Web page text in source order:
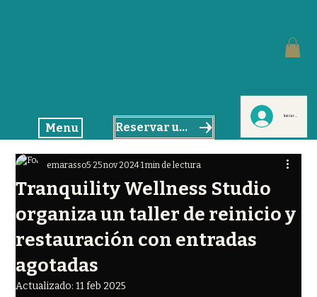
Menu Reservar un masaje
Iniciar sesión
Tranquility Wellness Studio
organiza un taller de reinicio y
restauración con entradas
agotadas
emarasso5 25 nov 20241 min de lectura
Actualizado:11 feb 2025